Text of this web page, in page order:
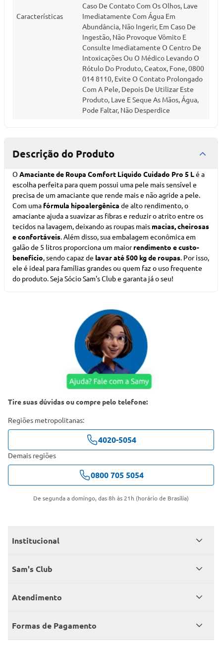
Características
Caso De Contato Com Os Olhos, Lave
Imediatamente Com Água Em
Abundância, Não Ingerir, Em Caso De
Ingestão, Não Provoque Vômito E
Consulte Imediatamente O Centro De
Intoxicações Ou O Médico Levando O
Rótulo Do Produto, Ceatox, Fone, 0800
014 8110, Evite O Contato Prolongado
Com A Pele, Depois De Utilizar Este
Produto, Lave E Seque As Mãos, Água,
Pode Faltar, Não Desperdice
Descrição do Produto
O Amaciante de Roupa Comfort Líquido Cuidado Pro 5 Lé a
escolha perfeita para quem possui uma pele mais sensível e
precisa de um amaciante que rende mais e não agride a pele.
Com uma fórmula hipoalergênica de alto rendimento, o
amaciante ajuda a suavizar as fibras e reduzir o atrito entre os
tecidos na lavagem, deixando as roupas mais macias, cheirosas
e confortáveis. Além disso, sua embalagem econômica em
galão de 5 litros proporciona um maiorrendimento e custo-
benefício, sendo capaz de lavar até 500 kg de roupas. Por isso,
ele é ideal para famílias grandes ou quem faz o uso frequente
do produto.Seja Sócio Sam's Clube garanta já o seu!
Tire suas dúvidas ou compre pelo telefone:
Regiões metropolitanas:
4020-5054
Demais regiões
0800 705 5054
De segunda a domingo, das 8h às 21h (horário de Brasília)
Institucional
Quem somos
Encontre um Clube
Sam's Club
Seja sócio
Member’s Mark
Atendimento
Fale conosco
Atendimento em libras
Formas de Pagamento